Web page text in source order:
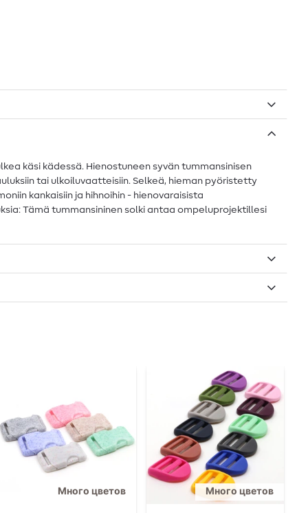
käsi kädessä. Hienostuneen syvän tummansinisen
tai ulkoiluvaatteisiin. Selkeä, hieman pyöristetty
kankaisiin ja hihnoihin - hienovaraisista
Tämä tummansininen solki antaa ompeluprojektillesi
Много цветов Много цветов